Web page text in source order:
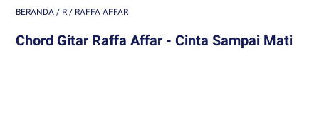
BERANDA / R / RAFFA AFFAR
Chord Gitar Raffa Affar - Cinta Sampai Mati